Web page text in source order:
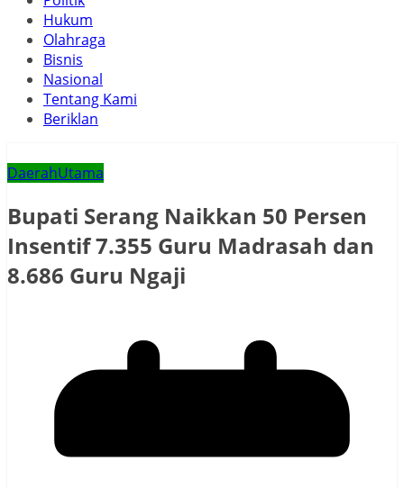
Hukum
Olahraga
Bisnis
Nasional
Tentang Kami
Beriklan
DaerahUtama
Bupati Serang Naikkan 50 Persen
Insentif 7.355 Guru Madrasah dan
8.686 Guru Ngaji